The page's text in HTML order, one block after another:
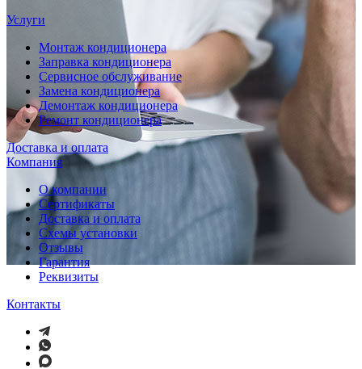
Услуги
Монтаж кондиционера
Заправка кондиционера
Сервисное обслуживание
Замена кондиционера
Демонтаж кондиционера
Ремонт кондиционера
Доставка и оплата
Компания
О компании
Сертификаты
Доставка и оплата
Схемы установки
Отзывы
Гарантия
Реквизиты
Контакты